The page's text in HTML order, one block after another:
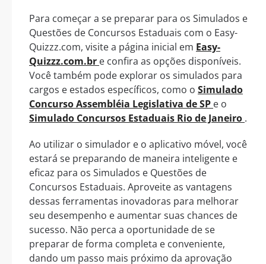
Para começar a se preparar para os Simulados e
Questões de Concursos Estaduais com o Easy-
Quizzz.com, visite a página inicial em Easy-
Quizzz.com.br e confira as opções disponíveis.
Você também pode explorar os simulados para
cargos e estados específicos, como o Simulado
Concurso Assembléia Legislativa de SP e o
Simulado Concursos Estaduais Rio de Janeiro .
Ao utilizar o simulador e o aplicativo móvel, você
estará se preparando de maneira inteligente e
eficaz para os Simulados e Questões de
Concursos Estaduais. Aproveite as vantagens
dessas ferramentas inovadoras para melhorar
seu desempenho e aumentar suas chances de
sucesso. Não perca a oportunidade de se
preparar de forma completa e conveniente,
dando um passo mais próximo da aprovação